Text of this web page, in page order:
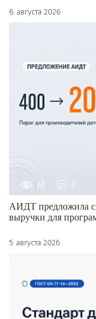
6 августа 2026
61 0
АИДТ предложила
выручки для
5 августа 2026